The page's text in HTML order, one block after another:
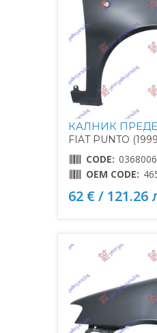
КАЛНИК
FIAT PUNTO
CODE:
OEM CODE:
62 € / 121.26